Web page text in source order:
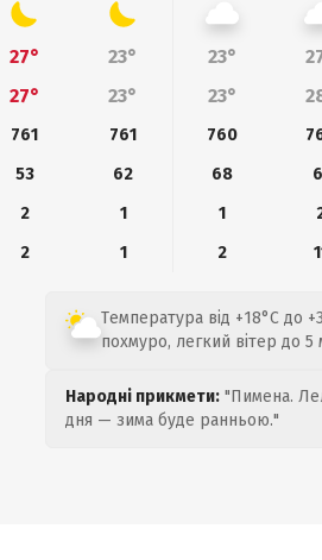
27° 23° 23°
27°
23° 23°
761 761 760
53
62 68
2
1 1
2
1 2
Температура від +18°C до
похмуро, легкий вітер до 5
Народні прикмети: "Пимена.
дня — зима буде ранньою."